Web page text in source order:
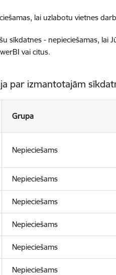
lai uzlabotu vietnes
sīkdatnes - nepieciešamas, lai
vai citus.
par izmantotajām
Grupa
Nepieciešams
Nepieciešams
Nepieciešams
Nepieciešams
Nepieciešams
Nepieciešams